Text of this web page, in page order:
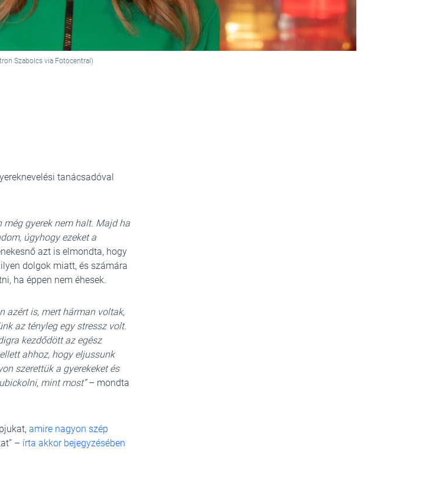
Szabolcs via Fotocentral)
tanácsadóval
még gyerek nem halt. Majd ha
úgyhogy ezeket a
azt is elmondta, hogy
dolgok miatt, és számára
ha éppen nem éhesek.
azért is, mert hárman voltak,
az tényleg egy stressz volt.
kezdődött az egész
ahhoz, hogy eljussunk
szerettük a gyerekeket és
mint most”– mondta
amire nagyon szép
– írta akkor bejegyzésében